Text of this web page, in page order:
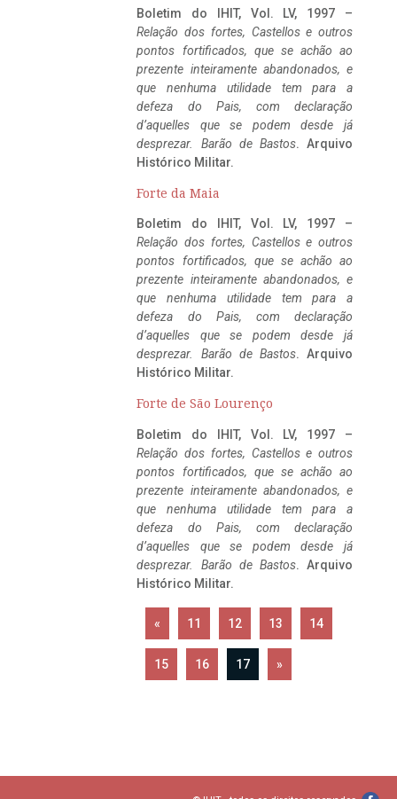
Boletim do IHIT, Vol. LV, 1997 –
Relação dos fortes, Castellos e outros
pontos fortificados, que se achão ao
prezente inteiramente abandonados, e
que nenhuma utilidade tem para a
defeza do Pais, com declaração
d’aquelles que se podem desde já
desprezar. Barão de Bastos. Arquivo
Histórico Militar.
Forte da Maia
Boletim do IHIT, Vol. LV, 1997 –
Relação dos fortes, Castellos e outros
pontos fortificados, que se achão ao
prezente inteiramente abandonados, e
que nenhuma utilidade tem para a
defeza do Pais, com declaração
d’aquelles que se podem desde já
desprezar. Barão de Bastos. Arquivo
Histórico Militar.
Forte de São Lourenço
Boletim do IHIT, Vol. LV, 1997 –
Relação dos fortes, Castellos e outros
pontos fortificados, que se achão ao
prezente inteiramente abandonados, e
que nenhuma utilidade tem para a
defeza do Pais, com declaração
d’aquelles que se podem desde já
desprezar. Barão de Bastos. Arquivo
Histórico Militar.
« 11 12 13 14
15 16 17 »